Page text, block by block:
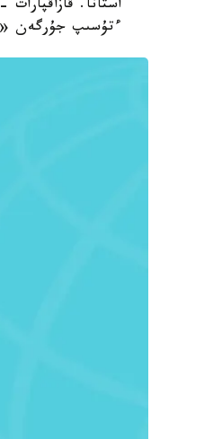
استانا.
ءتۇسىپ جۇرگەن